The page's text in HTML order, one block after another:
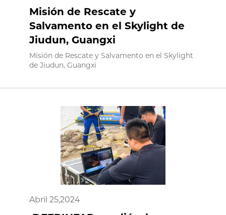
Misión de Rescate y
Salvamento en el Skylight de
Jiudun, Guangxi
Misión de Rescate y Salvamento en el Skylight
de Jiudun, Guangxi
Abril 25,2024